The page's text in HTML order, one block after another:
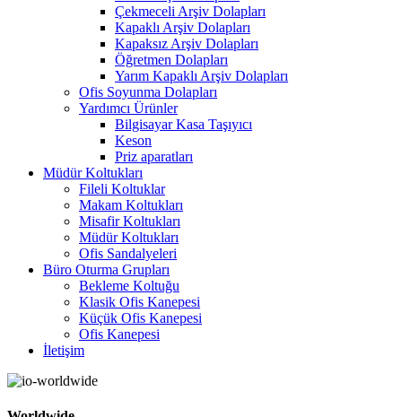
Çekmeceli Arşiv Dolapları
Kapaklı Arşiv Dolapları
Kapaksız Arşiv Dolapları
Öğretmen Dolapları
Yarım Kapaklı Arşiv Dolapları
Ofis Soyunma Dolapları
Yardımcı Ürünler
Bilgisayar Kasa Taşıyıcı
Keson
Priz aparatları
Müdür Koltukları
Fileli Koltuklar
Makam Koltukları
Misafir Koltukları
Müdür Koltukları
Ofis Sandalyeleri
Büro Oturma Grupları
Bekleme Koltuğu
Klasik Ofis Kanepesi
Küçük Ofis Kanepesi
Ofis Kanepesi
İletişim